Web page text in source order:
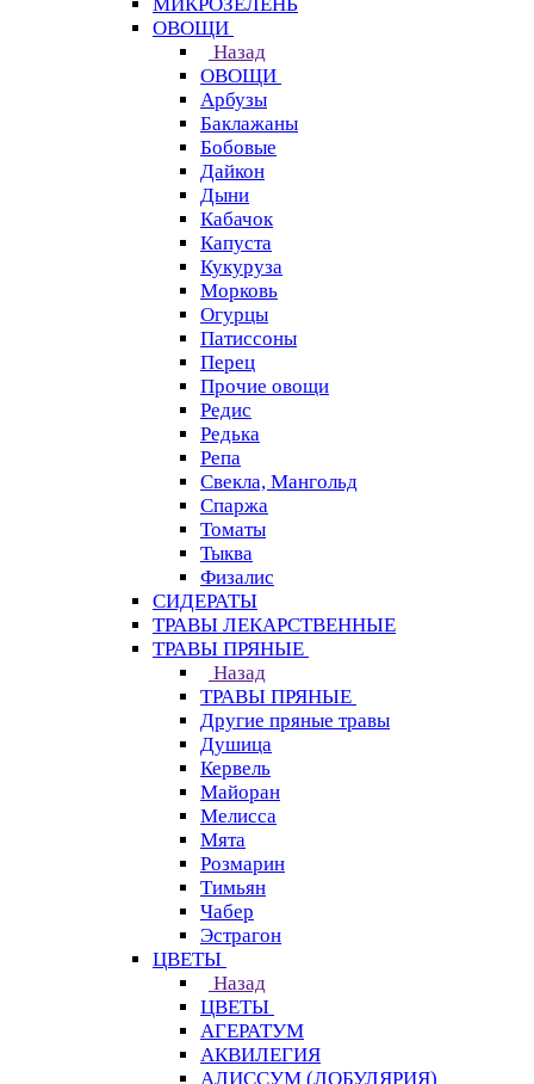
ОВОЩИ
Назад
ОВОЩИ
Арбузы
Баклажаны
Бобовые
Дайкон
Дыни
Кабачок
Капуста
Кукуруза
Морковь
Огурцы
Патиссоны
Перец
Прочие овощи
Редис
Редька
Репа
Свекла, Мангольд
Спаржа
Томаты
Тыква
Физалис
СИДЕРАТЫ
ТРАВЫ ЛЕКАРСТВЕННЫЕ
ТРАВЫ ПРЯНЫЕ
Назад
ТРАВЫ ПРЯНЫЕ
Другие пряные травы
Душица
Кервель
Майоран
Мелисса
Мята
Розмарин
Тимьян
Чабер
Эстрагон
ЦВЕТЫ
Назад
ЦВЕТЫ
АГЕРАТУМ
АКВИЛЕГИЯ
АЛИССУМ (ЛОБУЛЯРИЯ)